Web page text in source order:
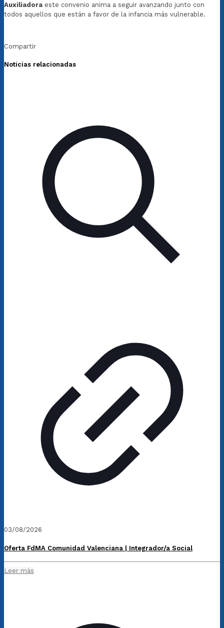
Auxiliadora este convenio anima a seguir avanzando junto con
todos aquellos que están a favor de la infancia más vulnerable.
Compartir
Noticias relacionadas
03/08/2026
Oferta FdMA Comunidad Valenciana | Integrador/a Social
Leer más